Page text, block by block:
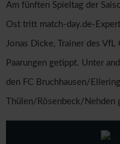
Am fünften Spieltag der
Ost tritt match-day.de-
Jonas Dicke, Trainer des VfL
Paarungen getippt. Unter
den FC Bruchhausen/
Thülen/Rösenbeck/Nehden